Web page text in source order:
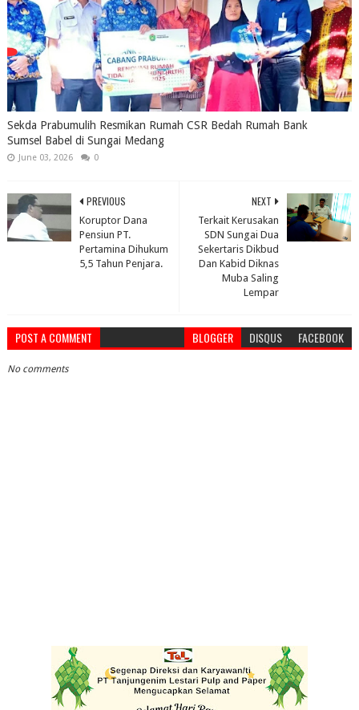
Sekda Prabumulih Resmikan Rumah CSR Bedah Rumah Bank
Sumsel Babel di Sungai Medang
June 03, 2026 0
NEXT
Terkait Kerusakan
SDN Sungai Dua
Sekertaris Dikbud
Dan Kabid Diknas
Muba Saling
Lempar
PREVIOUS
Koruptor Dana
Pensiun PT.
Pertamina Dihukum
5,5 Tahun Penjara.
POST A COMMENT BLOGGER DISQUS FACEBOOK
No comments